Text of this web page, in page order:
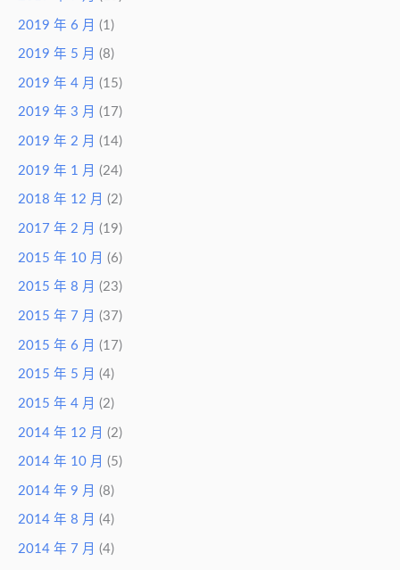
2019 年 6 月 (1)
2019 年 5 月 (8)
2019 年 4 月 (15)
2019 年 3 月 (17)
2019 年 2 月 (14)
2019 年 1 月 (24)
2018 年 12 月 (2)
2017 年 2 月 (19)
2015 年 10 月 (6)
2015 年 8 月 (23)
2015 年 7 月 (37)
2015 年 6 月 (17)
2015 年 5 月 (4)
2015 年 4 月 (2)
2014 年 12 月 (2)
2014 年 10 月 (5)
2014 年 9 月 (8)
2014 年 8 月 (4)
2014 年 7 月 (4)